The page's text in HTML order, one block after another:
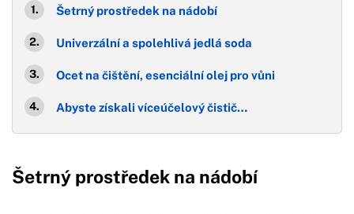
Šetrný prostředek na nádobí
Univerzální a spolehlivá jedlá soda
Ocet na čištění, esenciální olej pro vůni
Abyste získali víceúčelový čistič…
Šetrný prostředek na nádobí